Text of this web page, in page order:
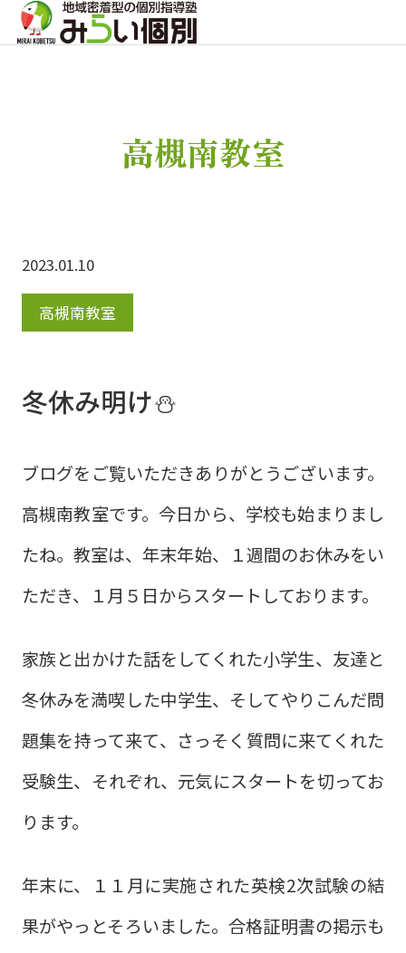
高槻南教室
2023.01.10
高槻南教室
冬休み明け⛄
ブログをご覧いただきありがとうございます。
高槻南教室です。今日から、学校も始まりまし
たね。教室は、年末年始、１週間のお休みをい
ただき、１月５日からスタートしております。
家族と出かけた話をしてくれた小学生、友達と
冬休みを満喫した中学生、そしてやりこんだ問
題集を持って来て、さっそく質問に来てくれた
受験生、それぞれ、元気にスタートを切ってお
ります。
年末に、１１月に実施された英検2次試験の結
果がやっとそろいました。合格証明書の掲示も